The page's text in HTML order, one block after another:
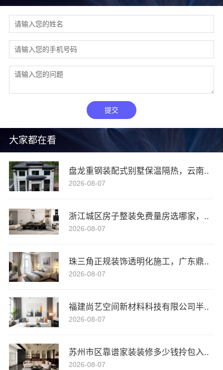
大家都在看
盘龙重钢装配式别墅保温隔热，云南..
2026-08-07
浙江城区房子整装免费量房选哪家，..
2026-08-07
珠三角正规装饰透明化施工，广东鼎..
2026-08-07
福建尚艺空间新材料科技有限公司半..
2026-08-07
苏州市区靠谱家装装修多少钱拎包入..
2026-08-07
提交